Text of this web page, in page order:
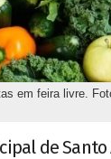
em feira livre.
de Santo